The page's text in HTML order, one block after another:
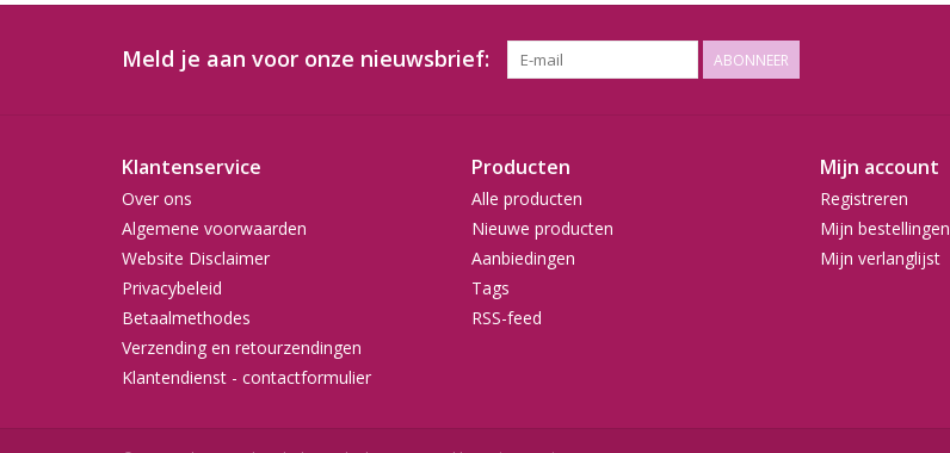
Meld je aan voor onze nieuwsbrief: ABONNEER
Klantenservice
Over ons
Algemene voorwaarden
Website Disclaimer
Privacybeleid
Betaalmethodes
Verzending en retourzendingen
Klantendienst - contactformulier
Producten
Alle producten
Nieuwe producten
Aanbiedingen
Tags
RSS-feed
Mijn account
Registreren
Mijn bestellingen
Mijn verlanglijst